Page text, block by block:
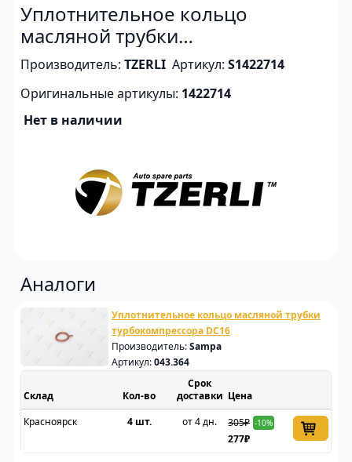
Уплотнительное кольцо
масляной трубки
турбокомпрессора DC16
Производитель: TZERLI Артикул: S1422714
Оригинальные артикулы: 1422714
Нет в наличии
Аналоги
Уплотнительное кольцо масляной трубки
турбокомпрессора DC16
Производитель:Sampa
Артикул:043.364
Склад
Срок
доставки Цена
Красноярск
4 шт. от 4 дн. 305₽ -10%
277₽